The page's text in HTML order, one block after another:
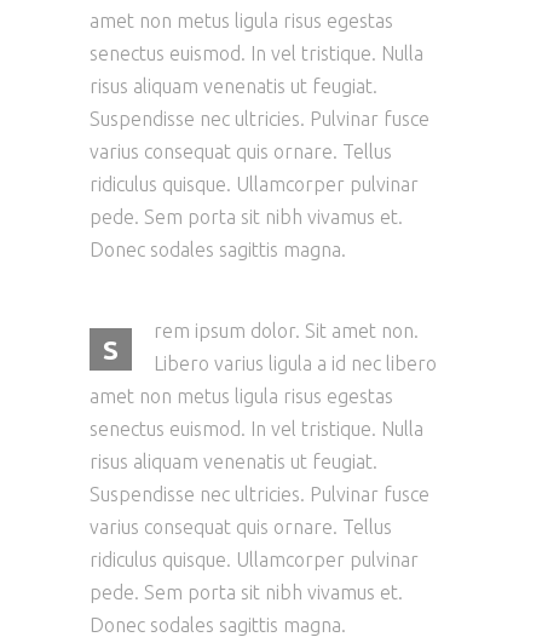
amet non metus ligula risus egestas
senectus euismod. In vel tristique. Nulla
risus aliquam venenatis ut feugiat.
Suspendisse nec ultricies. Pulvinar fusce
varius consequat quis ornare. Tellus
ridiculus quisque. Ullamcorper pulvinar
pede. Sem porta sit nibh vivamus et.
Donec sodales sagittis magna.
S
rem ipsum dolor. Sit amet non.
Libero varius ligula a id nec libero
amet non metus ligula risus egestas
senectus euismod. In vel tristique. Nulla
risus aliquam venenatis ut feugiat.
Suspendisse nec ultricies. Pulvinar fusce
varius consequat quis ornare. Tellus
ridiculus quisque. Ullamcorper pulvinar
pede. Sem porta sit nibh vivamus et.
Donec sodales sagittis magna.